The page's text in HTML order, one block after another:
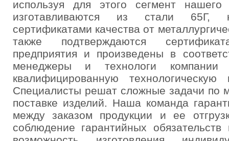
используя для этого сегмент нашего
изготавливаются из стали 65Г,
сертификатами качества от
также подтверждаются
предприятия и произведены в
менеджеры и технологи компании
квалифицированную технологическую
Специалисты решат сложные задачи по
поставке изделий. Наша команда
между заказом продукции и ее
соблюдение гарантийных